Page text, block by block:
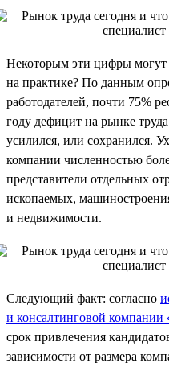
Некоторым эти цифры могут
на практике? По данным
работодателей, почти 75%
году дефицит на рынке
усилился, или сохранился.
компании численностью
представители отдельных
ископаемых,
и недвижимости.
Следующий факт: согласно
и консалтинговой
срок привлечения
зависимости от размера